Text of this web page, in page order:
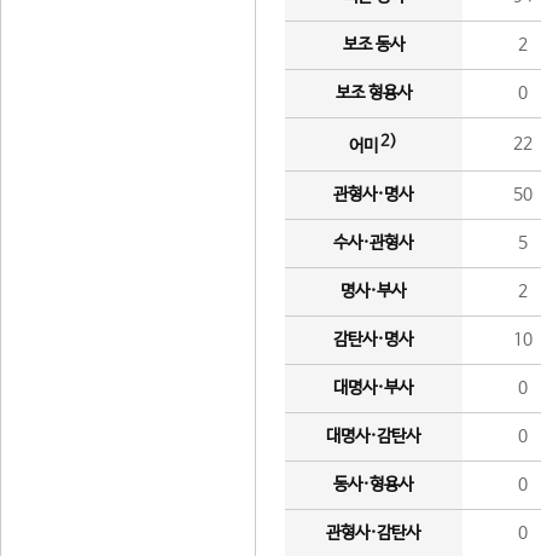
보조 동사 2
보조 형용사 0
어미 2) 22
관형사·명사 50
수사·관형사 5
명사·부사 2
감탄사·명사 10
대명사·부사 0
대명사·감탄사 0
동사·형용사 0
관형사·감탄사 0